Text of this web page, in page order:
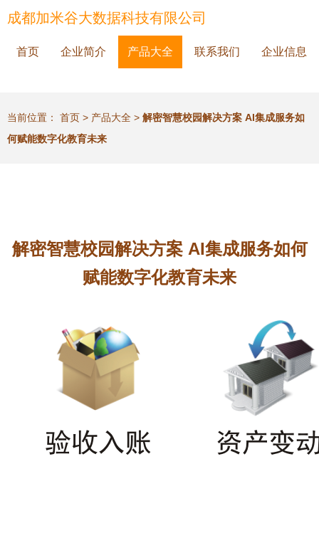
成都加米谷大数据科技有限公司
首页 企业简介 产品大全 联系我们 企业信息
当前位置： 首页 > 产品大全 > 解密智慧校园解决方案 AI集成服务如
何赋能数字化教育未来
解密智慧校园解决方案 AI集成服务如何
赋能数字化教育未来